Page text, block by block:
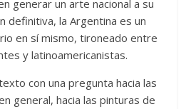
generar un arte nacional a su
definitiva, la Argentina es un
en sí mismo, tironeado entre
y latinoamericanistas.
con una pregunta hacia las
general, hacia las pinturas de